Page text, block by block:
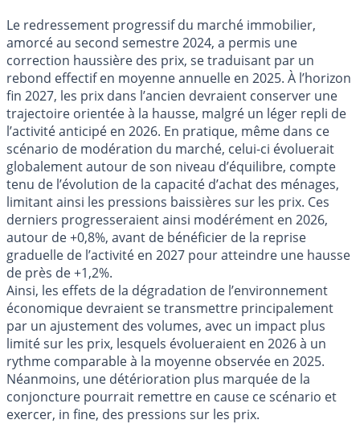
Le redressement progressif du marché immobilier,
amorcé au second semestre 2024, a permis une
correction haussière des prix, se traduisant par un
rebond effectif en moyenne annuelle en 2025. À l’horizon
fin 2027, les prix dans l’ancien devraient conserver une
trajectoire orientée à la hausse, malgré un léger repli de
l’activité anticipé en 2026. En pratique, même dans ce
scénario de modération du marché, celui-ci évoluerait
globalement autour de son niveau d’équilibre, compte
tenu de l’évolution de la capacité d’achat des ménages,
limitant ainsi les pressions baissières sur les prix. Ces
derniers progresseraient ainsi modérément en 2026,
autour de +0,8%, avant de bénéficier de la reprise
graduelle de l’activité en 2027 pour atteindre une hausse
de près de +1,2%.
Ainsi, les effets de la dégradation de l’environnement
économique devraient se transmettre principalement
par un ajustement des volumes, avec un impact plus
limité sur les prix, lesquels évolueraient en 2026 à un
rythme comparable à la moyenne observée en 2025.
Néanmoins, une détérioration plus marquée de la
conjoncture pourrait remettre en cause ce scénario et
exercer, in fine, des pressions sur les prix.